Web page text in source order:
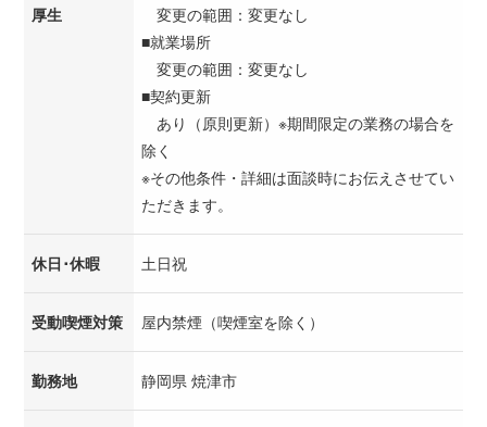
厚生
変更の範囲：変更なし
■就業場所
変更の範囲：変更なし
■契約更新
あり（原則更新）※期間限定の業務の場合を
除く
※その他条件・詳細は面談時にお伝えさせてい
ただきます。
休日･休暇 土日祝
受動喫煙対策 屋内禁煙（喫煙室を除く）
勤務地 静岡県 焼津市